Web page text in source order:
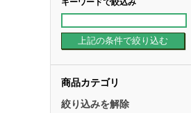
キーワードで絞込み
商品カテゴリ
絞り込みを解除